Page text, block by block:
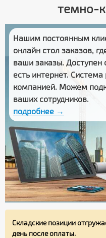
темно-
Нашим постоянным
онлайн стол заказов,
ваши заказы. Доступен
есть интернет.
компанией. Можем
ваших сотрудников.
подробнее →
Складские позиции
день после оплаты.